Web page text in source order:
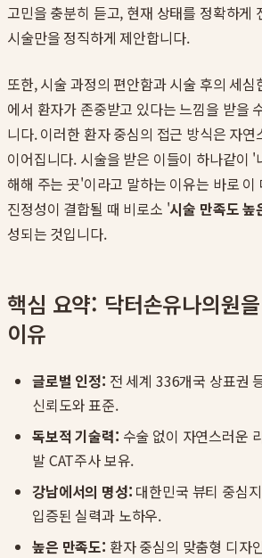
고민을 충분히 듣고, 현재 상태를 정확하게
시술만을 정직하게 제안합니다.
또한, 시술 과정의 편안함과 시술 후의 세심
에서 환자가 존중받고 있다는 느낌을 받을
니다. 이러한 환자 중심의 접근 방식은 자
이어집니다. 시술을 받은 이들이 하나같이 '
해해 주는 곳'이라고 말하는 이유는 바로
진정성이 결합될 때 비로소 '시술 만족도 높
성되는 것입니다.
핵심 요약: 닥터손유나의원
이유
글로벌 인정: 전 세계 336개국 상표권
신뢰도와 표준.
독보적 기술력: 수술 없이 자연스러운
발 CAT주사 보유.
강남에서의 명성: 대한민국 뷰티 중심
입증된 실력과 노하우.
높은 만족도: 환자 중심의 맞춤형 디자